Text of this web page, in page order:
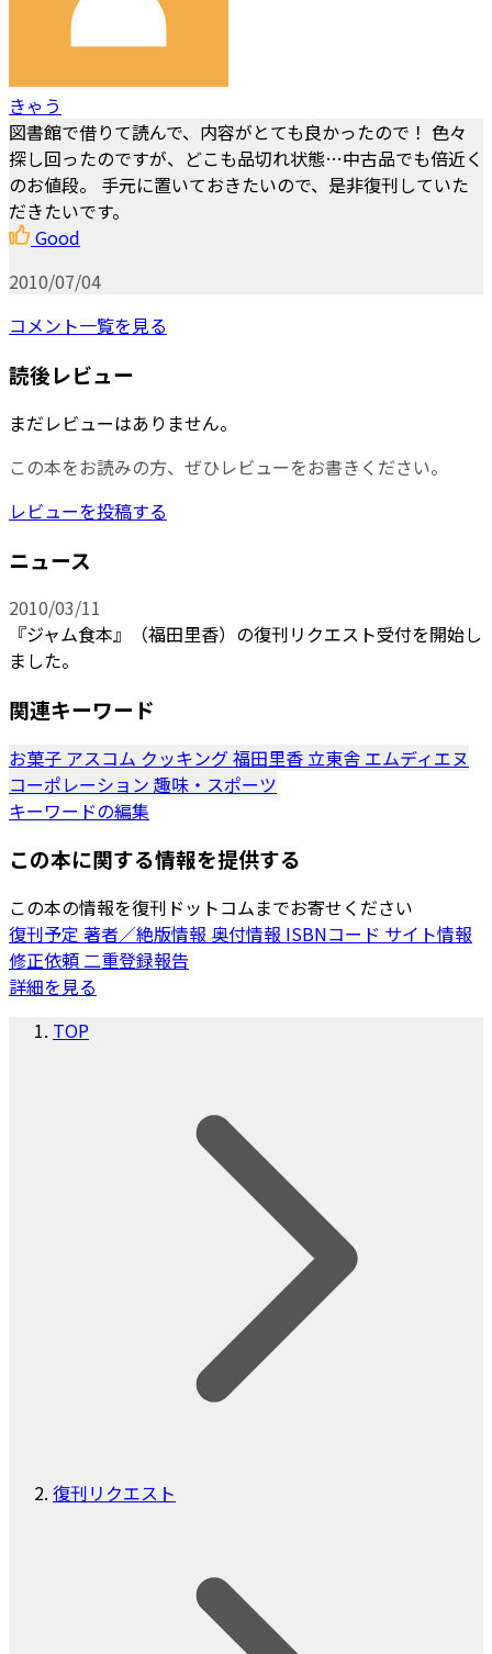
きゃう
図書館で借りて読んで、内容がとても良かったので！ 色々
探し回ったのですが、どこも品切れ状態…中古品でも倍近く
のお値段。 手元に置いておきたいので、是非復刊していた
だきたいです。
Good
2010/07/04
コメント一覧を見る
読後レビュー
まだレビューはありません。
この本をお読みの方、ぜひレビューをお書きください。
レビューを投稿する
ニュース
2010/03/11
『ジャム食本』（福田里香）の復刊リクエスト受付を開始し
ました。
関連キーワード
お菓子 アスコム クッキング福田里香 立東舎 エムディエヌ
コーポレーション 趣味・スポーツ
キーワードの編集
この本に関する情報を提供する
この本の情報を復刊ドットコムまでお寄せください
復刊予定 著者／絶版情報 奥付情報 ISBNコード サイト情報
修正依頼二重登録報告
詳細を見る
TOP
復刊リクエスト